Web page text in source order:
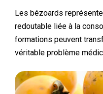
Les bézoards
redoutable liée à la
formations peuvent
véritable problème